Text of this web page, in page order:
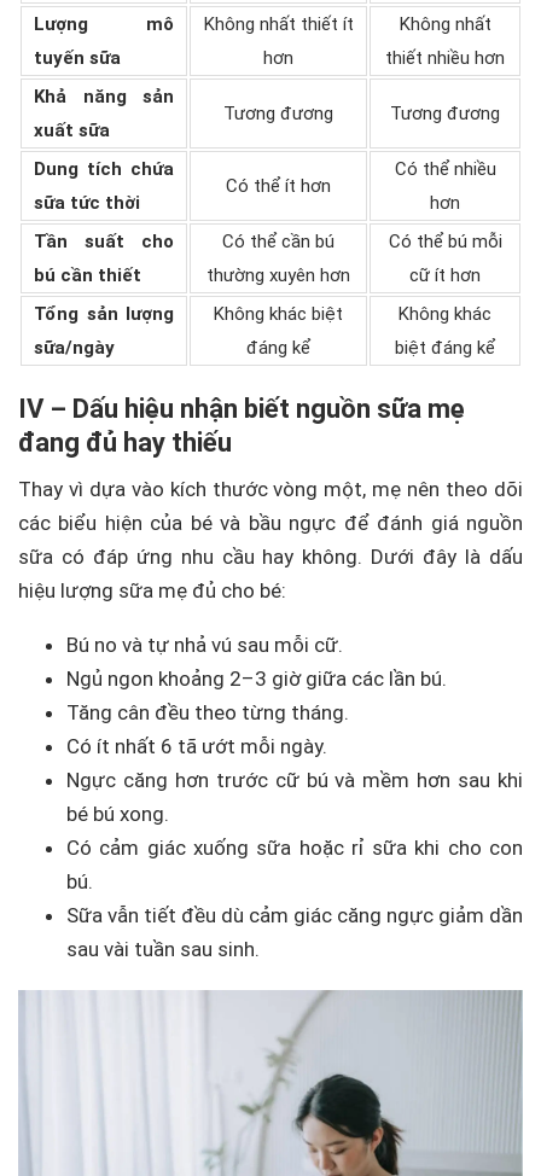
Lượng mô
tuyến sữa
Không nhất thiết ít
hơn
Không nhất
thiết nhiều hơn
Khả năng sản
xuất sữa
Tương đương Tương đương
Dung tích chứa
sữa tức thời
Có thể ít hơn
Có thể nhiều
hơn
Tần suất cho
bú cần thiết
Có thể cần bú
thường xuyên hơn
Có thể bú mỗi
cữ ít hơn
Tổng sản lượng
sữa/ngày
Không khác biệt
đáng kể
Không khác
biệt đáng kể
IV – Dấu hiệu nhận biết nguồn sữa mẹ
đang đủ hay thiếu
Thay vì dựa vào kích thước vòng một, mẹ nên theo dõi
các biểu hiện của bé và bầu ngực để đánh giá nguồn
sữa có đáp ứng nhu cầu hay không. Dưới đây là dấu
hiệu lượng sữa mẹ đủ cho bé:
Bú no và tự nhả vú sau mỗi cữ.
Ngủ ngon khoảng 2–3 giờ giữa các lần bú.
Tăng cân đều theo từng tháng.
Có ít nhất 6 tã ướt mỗi ngày.
Ngực căng hơn trước cữ bú và mềm hơn sau khi
bé bú xong.
Có cảm giác xuống sữa hoặc rỉ sữa khi cho con
bú.
Sữa vẫn tiết đều dù cảm giác căng ngực giảm dần
sau vài tuần sau sinh.